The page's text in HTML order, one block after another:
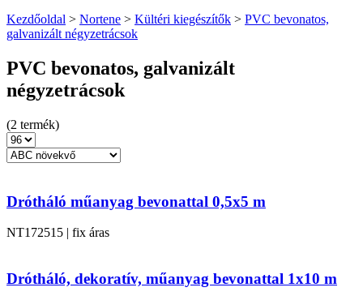
Kezdőoldal > Nortene > Kültéri kiegészítők > PVC bevonatos,
galvanizált négyzetrácsok
PVC bevonatos, galvanizált
négyzetrácsok
(2 termék)
Drótháló műanyag bevonattal 0,5x5 m
NT172515 | fix áras
Drótháló, dekoratív, műanyag bevonattal 1x10 m